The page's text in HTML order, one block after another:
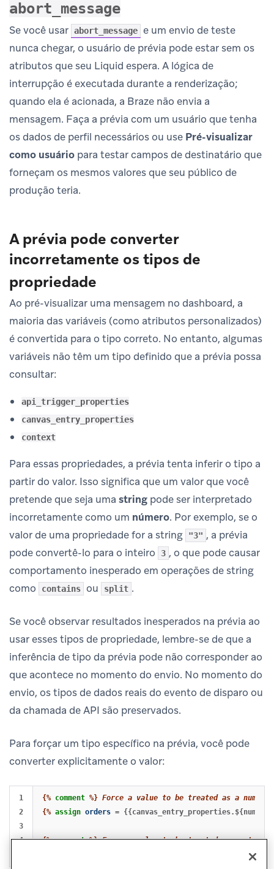
abort_message
Se você usar abort_message e um envio de teste
nunca chegar, o usuário de prévia pode estar sem os
atributos que seu Liquid espera. A lógica de
interrupção é executada durante a renderização;
quando ela é acionada, a Braze não envia a
mensagem. Faça a prévia com um usuário que tenha
os dados de perfil necessários ou use Pré-visualizar
como usuário para testar campos de destinatário que
forneçam os mesmos valores que seu público de
produção teria.
A prévia pode converter
incorretamente os tipos de
propriedade
Ao pré-visualizar uma mensagem no dashboard, a
maioria das variáveis (como atributos personalizados)
é convertida para o tipo correto. No entanto, algumas
variáveis não têm um tipo definido que a prévia possa
consultar:
api_trigger_properties
canvas_entry_properties
context
Para essas propriedades, a prévia tenta inferir o tipo a
partir do valor. Isso significa que um valor que você
pretende que seja uma string pode ser interpretado
incorretamente como um número. Por exemplo, se o
valor de uma propriedade for a string
"3" , a prévia
pode convertê-lo para o inteiro
3 , o que pode causar
comportamento inesperado em operações de string
como
contains ou split .
Se você observar resultados inesperados na prévia ao
usar esses tipos de propriedade, lembre-se de que a
inferência de tipo da prévia pode não corresponder ao
que acontece no momento do envio. No momento do
envio, os tipos de dados reais do evento de disparo ou
da chamada de API são preservados.
Para forçar um tipo específico na prévia, você pode
converter explicitamente o valor:
1
2
3
4
{% comment %} Force a value to be treated as a number
{% assign orders =
{% comment %} Force a value to be treated as a string